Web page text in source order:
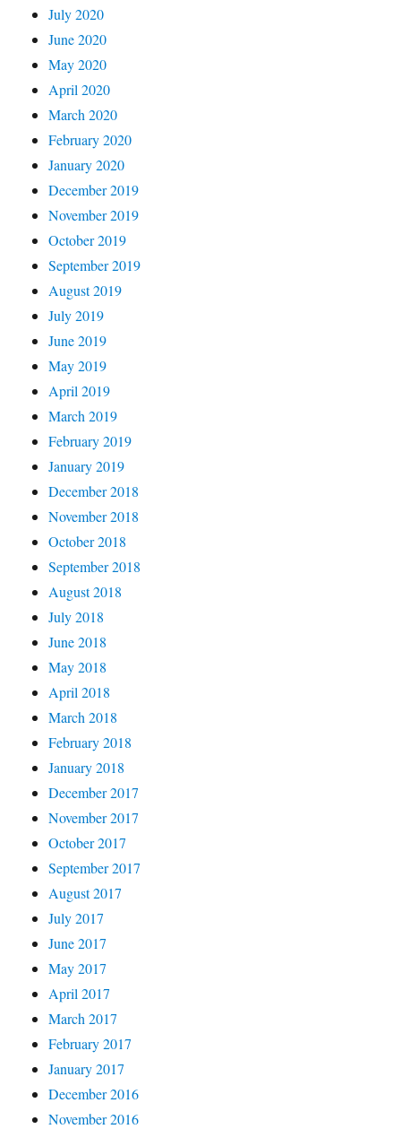
July 2020
June 2020
May 2020
April 2020
March 2020
February 2020
January 2020
December 2019
November 2019
October 2019
September 2019
August 2019
July 2019
June 2019
May 2019
April 2019
March 2019
February 2019
January 2019
December 2018
November 2018
October 2018
September 2018
August 2018
July 2018
June 2018
May 2018
April 2018
March 2018
February 2018
January 2018
December 2017
November 2017
October 2017
September 2017
August 2017
July 2017
June 2017
May 2017
April 2017
March 2017
February 2017
January 2017
December 2016
November 2016